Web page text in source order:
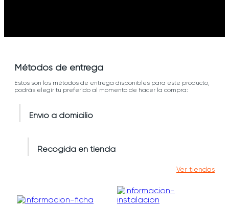
Métodos de entrega
Estos son los métodos de entrega disponibles para este producto,
podrás elegir tu preferido al momento de hacer la compra:
Envío a domicilio
Recogida en tienda
Ver tiendas